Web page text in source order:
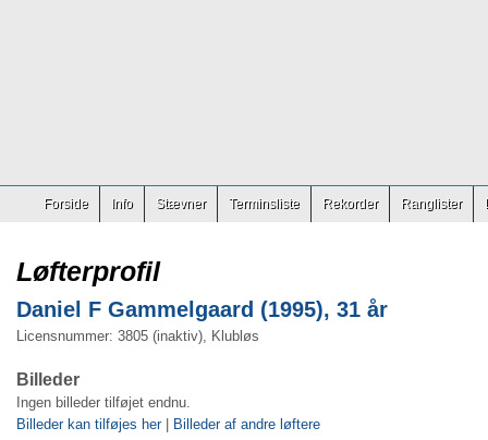
Forside Info Stævner Terminsliste Rekorder Ranglister
Løfterprofil
Daniel F Gammelgaard (1995), 31 år
Licensnummer: 3805 (inaktiv), Klubløs
Billeder
Ingen billeder tilføjet endnu.
Billeder kan tilføjes her| Billeder af andre løftere